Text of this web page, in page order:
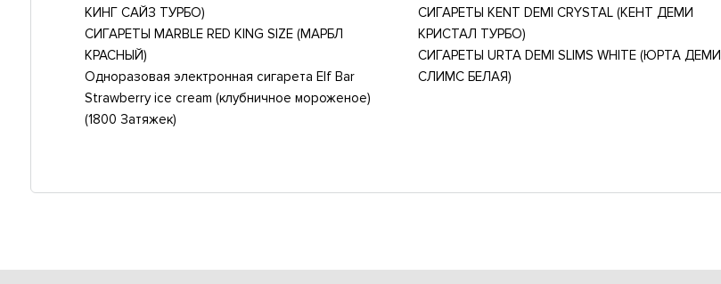
КИНГ САЙЗ ТУРБО)
СИГАРЕТЫ MARBLE RED KING SIZE (МАРБЛ
КРАСНЫЙ)
Одноразовая электронная сигарета Elf Bar
Strawberry ice cream (клубничное мороженое)
(1800 Затяжек)
СИГАРЕТЫ KENT DEMI CRYSTAL (КЕНТ ДЕМИ
КРИСТАЛ ТУРБО)
СИГАРЕТЫ URTA DEMI SLIMS WHITE (ЮРТА ДЕМИ
СЛИМС БЕЛАЯ)